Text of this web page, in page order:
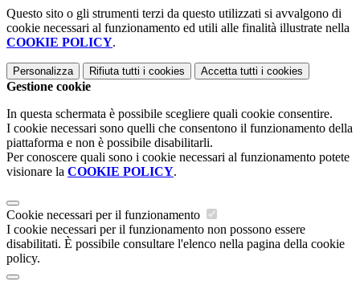
Questo sito o gli strumenti terzi da questo utilizzati si avvalgono di
cookie necessari al funzionamento ed utili alle finalità illustrate nella
COOKIE POLICY.
Personalizza Rifiuta tutti i cookies Accetta tutti i cookies
Gestione cookie
In questa schermata è possibile scegliere quali cookie consentire.
I cookie necessari sono quelli che consentono il funzionamento della
piattaforma e non è possibile disabilitarli.
Per conoscere quali sono i cookie necessari al funzionamento potete
visionare la COOKIE POLICY.
Cookie necessari per il funzionamento
I cookie necessari per il funzionamento non possono essere
disabilitati. È possibile consultare l'elenco nella pagina della cookie
policy.